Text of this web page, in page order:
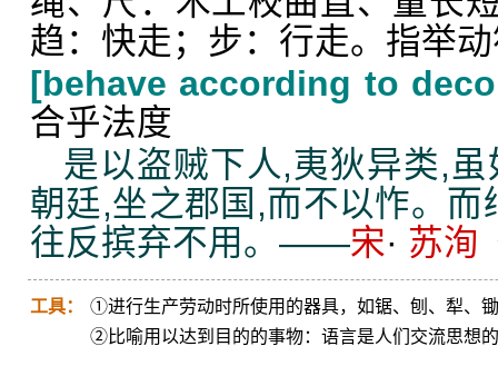
趋：快走；步：行走。指举
[behave according to
合乎法度
是以盗贼下人,夷狄异类,
朝廷,坐之郡国,而不以怍。
往反摈弃不用。——宋· 苏洵
工具：
①进行生产劳动时所使用的器具，如锯、刨、犁、
②比喻用以达到目的的事物：语言是人们交流思想